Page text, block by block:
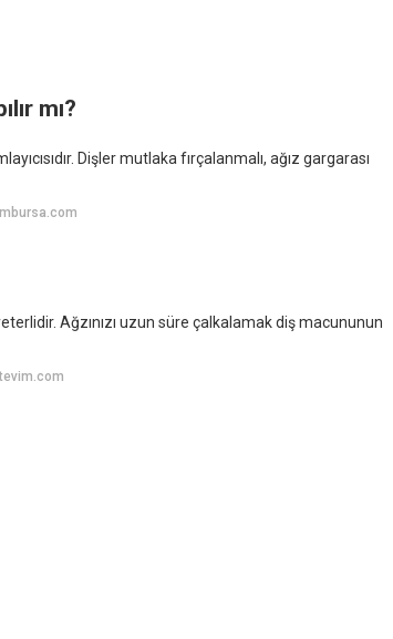
mı?
Dişler mutlaka fırçalanmalı, ağız gargarası
Ağzınızı uzun süre çalkalamak diş macununun